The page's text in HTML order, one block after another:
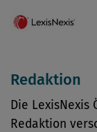
Redaktion
Die LexisNexis
Redaktion